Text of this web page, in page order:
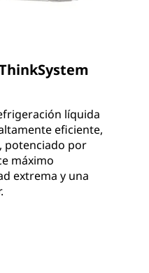
líquida
eficiente,
potenciado por
máximo
extrema y una